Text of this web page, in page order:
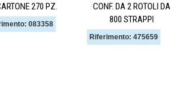
270 PZ.
083358
CONF. DA 2 ROTOLI DA
800 STRAPPI
Riferimento: 475659